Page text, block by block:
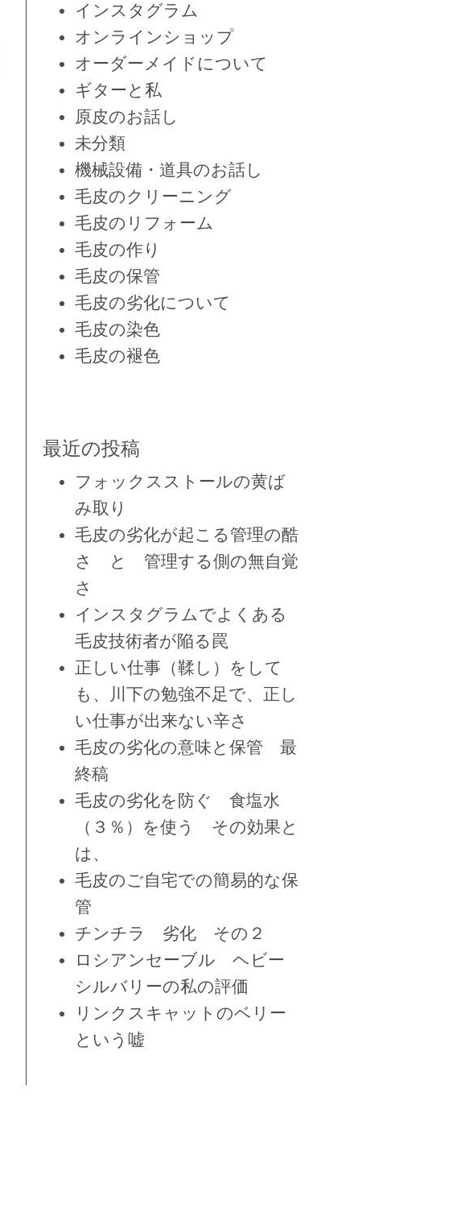
インスタグラム
オンラインショップ
オーダーメイドについて
ギターと私
原皮のお話し
未分類
機械設備・道具のお話し
毛皮のクリーニング
毛皮のリフォーム
毛皮の作り
毛皮の保管
毛皮の劣化について
毛皮の染色
毛皮の褪色
最近の投稿
フォックスストールの黄ば
み取り
毛皮の劣化が起こる管理の酷
さ と 管理する側の無自覚
さ
インスタグラムでよくある
毛皮技術者が陥る罠
正しい仕事（鞣し）をして
も、川下の勉強不足で、正し
い仕事が出来ない辛さ
毛皮の劣化の意味と保管 最
終稿
毛皮の劣化を防ぐ 食塩水
（３％）を使う その効果と
は、
毛皮のご自宅での簡易的な保
管
チンチラ 劣化 その２
ロシアンセーブル ヘビー
シルバリーの私の評価
リンクスキャットのベリー
という嘘